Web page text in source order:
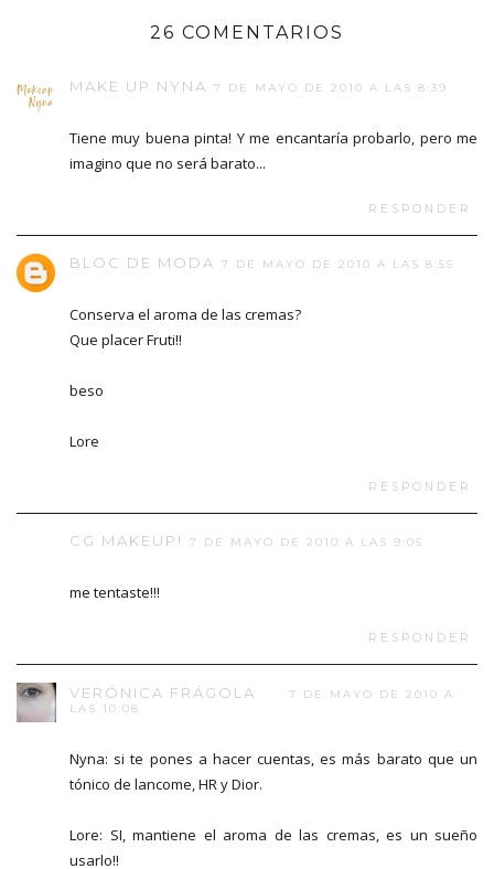
26 COMENTARIOS
MAKE UP NYNA 7 DE MAYO DE 2010 A LAS 8:39
Tiene muy buena pinta! Y me encantaría probarlo, pero me
imagino que no será barato...
RESPONDER
BLOC DE MODA 7 DE MAYO DE 2010 A LAS 8:55
Conserva el aroma de las cremas?
Que placer Fruti!!
beso
Lore
RESPONDER
CG MAKEUP! 7 DE MAYO DE 2010 A LAS 9:05
me tentaste!!!
RESPONDER
VERÓNICA FRÁGOLA
7 DE MAYO DE 2010 A
LAS 10:08
Nyna: si te pones a hacer cuentas, es más barato que un
tónico de lancome, HR y Dior.
Lore: SI, mantiene el aroma de las cremas, es un sueño
usarlo!!